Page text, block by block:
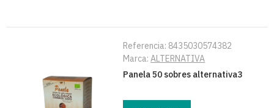
Referencia: 8435030574382
Marca:ALTERNATIVA
Panela 50 sobres alternativa3